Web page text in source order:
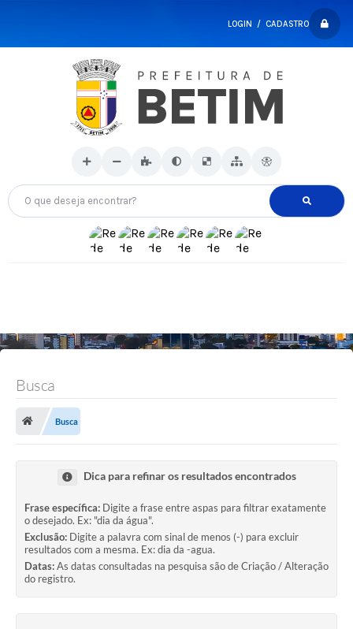
LOGIN / CADASTRO
O que deseja encontrar?
Busca
Busca
Dica para refinar os resultados encontrados
Frase específica: Digite a frase entre aspas para filtrar exatamente
o desejado. Ex: "dia da água".
Exclusão: Digite a palavra com sinal de menos (-) para excluir
resultados com a mesma. Ex: dia da -agua.
Datas:As datas consultadas na pesquisa são de Criação / Alteração
do registro.